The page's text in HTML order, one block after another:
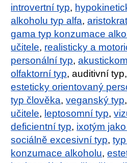
introvertní typ,
alkoholu typ alfa,
gama typ konzumace
učitele, realisticky a
personální typ,
olfaktorní typ, auditivní
esteticky orientovaný
typ člověka,veganský typ
učitele, leptosomní typ,
deficientní typ, ixotým
sociálně excesivní typ,
konzumace alkoholu,